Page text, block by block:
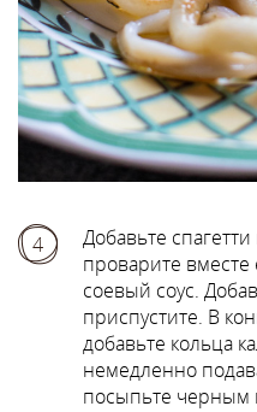
4
Добавьте
проварите
соевый соус.
приспустите. В
добавьте кольца
немедленно
посыпьте черным